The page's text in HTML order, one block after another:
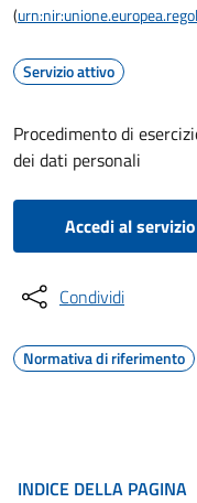
(
Servizio attivo
Procedimento di
dei dati personali
Accedi al servizio
Condividi
Normativa di riferimento
INDICE DELLA PAGINA